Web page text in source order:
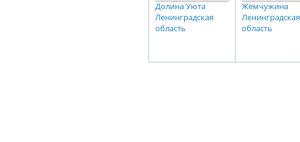
Долина Уюта
Ленинградская
область
Жемчужина
Ленинградская
область